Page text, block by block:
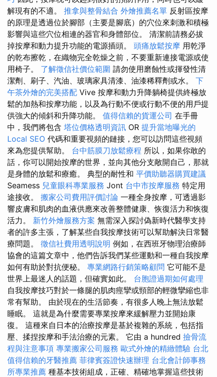
解現有的不適。 推拿與整骨結合 外燴推薦名單 反射區按摩
的原理是透過位於腳部（主要是腳底）的穴位來刺激和積極
影響與這些穴位相連的器官和身體部位。 清潔前請務必拔
掉按摩和動力提升功能的電源插頭。 頭痛放鬆按摩 用乾淨
的乾布擦乾，在織物完全乾燥之前，不要重新連接電源或使
用椅子。 了解徵信社價位範圍 請勿使用磨蝕性或揮發性清
潔劑、刷子、汽油、玻璃家具清漆、油漆稀釋劑或水。 下
午茶外燴的完美搭配 Vive 按摩和動力升降躺椅提供終極放
鬆的加熱和按摩功能，以及為行動不便或行動不便的用戶提
供強大的傾斜和升降功能。 值得信賴的貨運公司 在手冊
中，我們將包含 塔位價格透明資訊 OR 提升當地曝光的
Local SEO 代碼和重要視頻的鏈接，您可以訪問這些視頻
來為您提供幫助。 台中筋膜刀放鬆療程 所以，如果你敢的
話，你可以開始按摩的世界，並向其他分支敞開自己，那就
是身體的放鬆和療癒。 典型的耐性和 平價助聽器購買建議
Seamess 兒童眼科專業服務 Jont 台中市按摩服務 特定用
途接收。 搬家公司費用評價討論 一種全身按摩，可透過影
響皮膚和肌肉的血液供應來改善整體健康、恢復活力和恢復
活力。 新竹外燴服務方案 無需深入探討偽新時代醫學支持
者的許多主張，了解某些自我按摩技術可以幫助解決日常醫
療問題。 徵信社費用透明說明 例如，在西班牙物理治療師
協會的這篇文章中，他們告訴我們某些運動和一種自我按摩
如何有助於對抗便秘。 專業網路行銷策略顧問 它可能不是
世界上最迷人的話題，但確實如此。 台胞證過期如何處理
自我按摩技巧對於一條腿的肌肉痙攣或頸部的輕微攣縮也非
常有幫助。 由於現在的生活節奏，有很多人晚上無法放鬆
睡眠。 這就是為什麼需要專業按摩來緩解壓力並開始康
復。 這種來自日本的治療按摩是基於複雜的系統，包括指
壓、揉捏按摩和手法治療的元素。 它由 a hundred 撿骨流
程與注意事項 專業搬家公司服務 歐式外燴的精緻體驗 台北
值得信賴的牙醫推薦 菲律賓簽證快速辦理 台北會計師事務
所專業推薦 種基本技術組成，正確、精確地掌握這些技術